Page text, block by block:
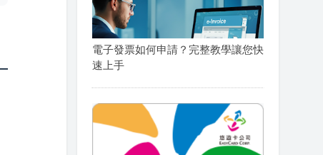
電子發票如何申請？完整教學讓您快
速上手